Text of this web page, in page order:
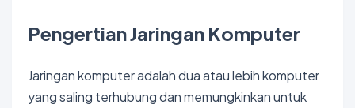
Pengertian Jaringan Komputer
Jaringan komputer adalah dua atau lebih komputer
yang saling terhubung dan memungkinkan untuk